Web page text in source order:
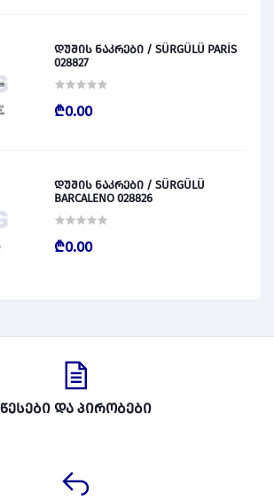
დუშის ნაკრები / SÜRGÜLÜ PARİS
028827
₾0.00
დუშის ნაკრები / SÜRGÜLÜ
BARCALENO 028826
₾0.00
წესები და პირობები